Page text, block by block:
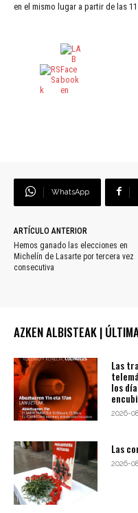
en el mismo lugar a partir de las
WhatsApp
ARTÍCULO ANTERIOR
Hemos ganado las elecciones en
Michelín de Lasarte por tercera vez
consecutiva
AZKEN ALBISTEAK |
Las
los
2026-
Las
2026-